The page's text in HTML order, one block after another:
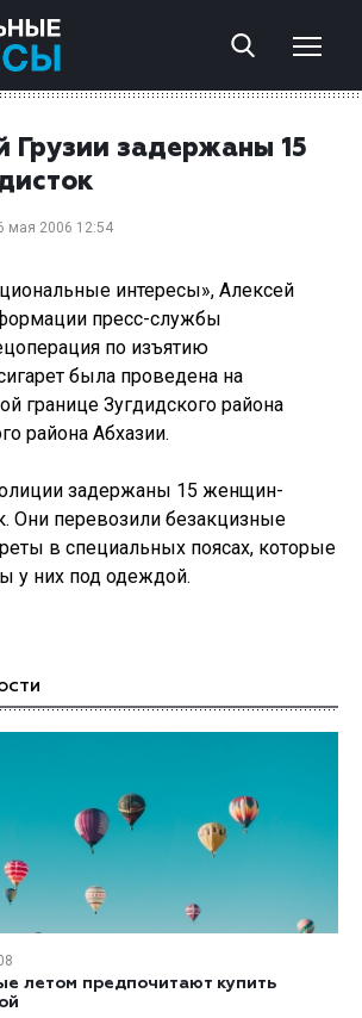
Грузии задержаны 15
мая 2006 12:54
интересы», Алексей
пресс-службы
по изъятию
была проведена на
границе Зугдидского района
района Абхазии.
задержаны 15 женщин-
Они перевозили безакцизные
в специальных поясах, которые
у них под одеждой.
летом предпочитают купить